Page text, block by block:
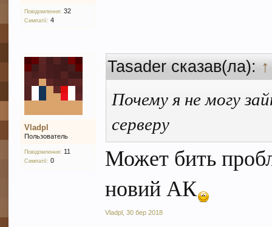
Повідомлення: 32
Симпатії: 4
Vladpl
Пользователь
Повідомлення: 11
Симпатії: 0
Tasader сказав(ла):↑
Почему я не могу
серверу
Может бить
новий АК
Vladpl ,30 бер 2018